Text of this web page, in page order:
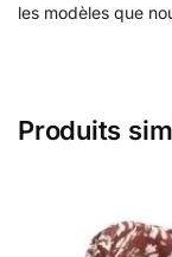
les modèles que
Produits